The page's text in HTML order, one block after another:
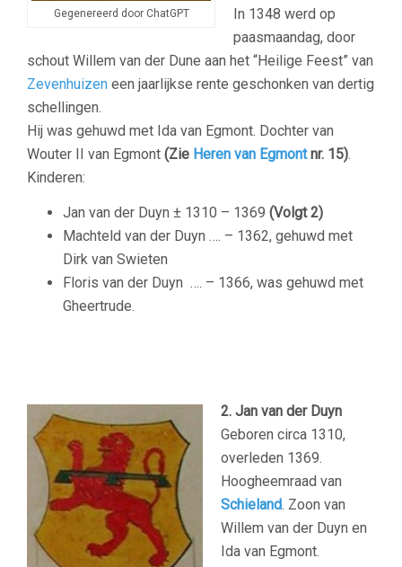
Gegenereerd door ChatGPT
In 1348 werd op
paasmaandag, door
schout Willem van der Dune aan het “Heilige Feest” van
Zevenhuizen een jaarlijkse rente geschonken van dertig
schellingen.
Hij was gehuwd met Ida van Egmont. Dochter van
Wouter II van Egmont (Zie Heren van Egmontnr. 15).
Kinderen:
Jan van der Duyn ± 1310 – 1369 (Volgt 2)
Machteld van der Duyn …. – 1362, gehuwd met
Dirk van Swieten
Floris van der Duyn …. – 1366, was gehuwd met
Gheertrude.
2. Jan van der Duyn
Geboren circa 1310,
overleden 1369.
Hoogheemraad van
Schieland. Zoon van
Willem van der Duyn en
Ida van Egmont.